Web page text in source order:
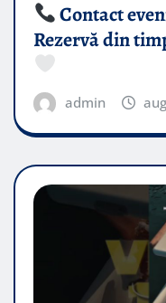
Contact
Rezervă din
admin